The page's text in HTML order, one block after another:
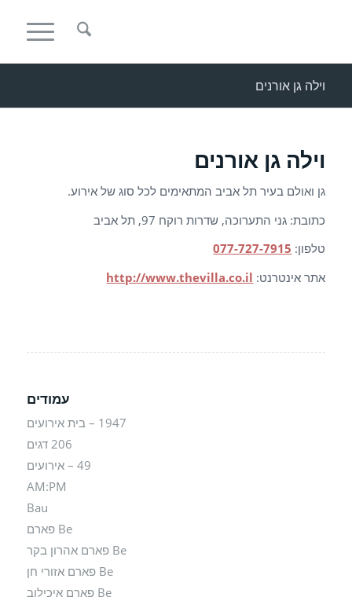
וילה גן אורנים
וילה גן אורנים
גן ואולם בעיר תל אביב המתאימים לכל סוג של אירוע.
כתובת: גני התערוכה, שדרות רוקח 97, תל אביב
טלפון: 077-727-7915
אתר אינטרנט: http://www.thevilla.co.il
עמודים
1947 – בית אירועים
206 דגים
49 – אירועים
AM:PM
Bau
Be פארם
Be פארם אהרון בקר
Be פארם אזורי חן
Be פארם איכילוב